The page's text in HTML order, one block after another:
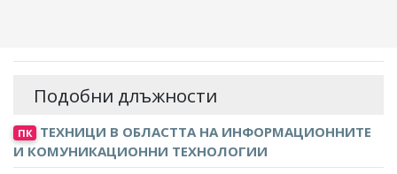
Подобни длъжности
ПК ТЕХНИЦИ В ОБЛАСТТА НА ИНФОРМАЦИОННИТЕ
И КОМУНИКАЦИОННИ ТЕХНОЛОГИИ